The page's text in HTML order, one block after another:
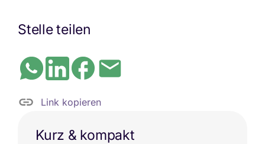
Kurz & kompakt
Stelle teilen
Link kopieren